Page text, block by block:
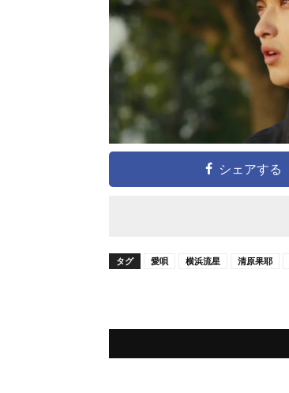
シェアする
タグ 愛唄 横浜流星 清原果耶